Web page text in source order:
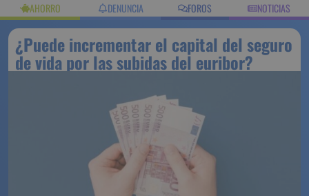
AHORRO DENUNCIA FOROS NOTICIAS
¿Puede incrementar el capital del seguro
de vida por las subidas del euribor?